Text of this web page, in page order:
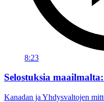
8:23
Selostuksia
Kanadan ja Yhdysvaltojen